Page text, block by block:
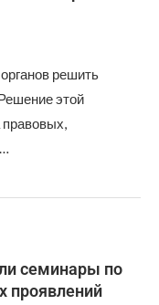
решить
этой
правовых,
семинары по
проявлений